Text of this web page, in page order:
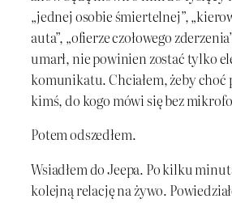
„jednej osobie śmiertelnej”,
auta”, „ofierze czołowego
umarł, nie powinien zostać tylko
komunikatu. Chciałem, żeby choć
kimś, do kogo mówi się bez
Potem odszedłem.
Wsiadłem do Jeepa. Po kilku
kolejną relację na żywo.